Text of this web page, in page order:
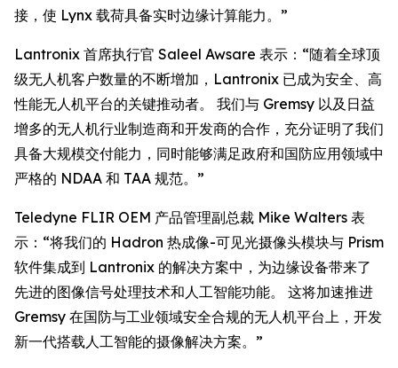
接，使 Lynx 载荷具备实时边缘计算能力。”
Lantronix 首席执行官 Saleel Awsare 表示：“随着全球顶
级无人机客户数量的不断增加，Lantronix 已成为安全、高
性能无人机平台的关键推动者。 我们与 Gremsy 以及日益
增多的无人机行业制造商和开发商的合作，充分证明了我们
具备大规模交付能力，同时能够满足政府和国防应用领域中
严格的 NDAA 和 TAA 规范。”
Teledyne FLIR OEM 产品管理副总裁 Mike Walters 表
示：“将我们的 Hadron 热成像-可见光摄像头模块与 Prism
软件集成到 Lantronix 的解决方案中，为边缘设备带来了
先进的图像信号处理技术和人工智能功能。 这将加速推进
Gremsy 在国防与工业领域安全合规的无人机平台上，开发
新一代搭载人工智能的摄像解决方案。”